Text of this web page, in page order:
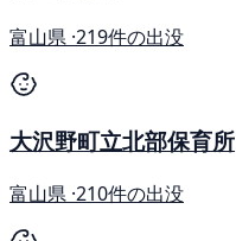
富山県 ·219件の出没
大沢野町立北部保育所
富山県 ·210件の出没